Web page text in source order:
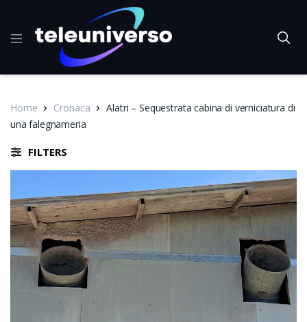
Home Cronaca
Alatri – Sequestrata cabina di verniciatura di
una falegnameria
FILTERS